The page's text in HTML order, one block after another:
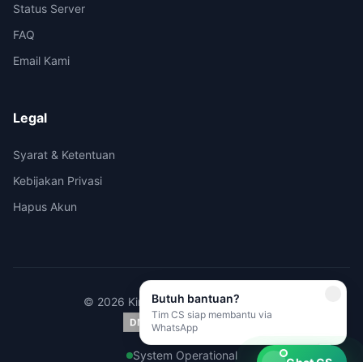
Status Server
FAQ
Email Kami
Legal
Syarat & Ketentuan
Kebijakan Privasi
Hapus Akun
© 2026 Kirimi.id - All rights reserved.
System Operational
Butuh bantuan?
Tim CS siap membantu via
WhatsApp